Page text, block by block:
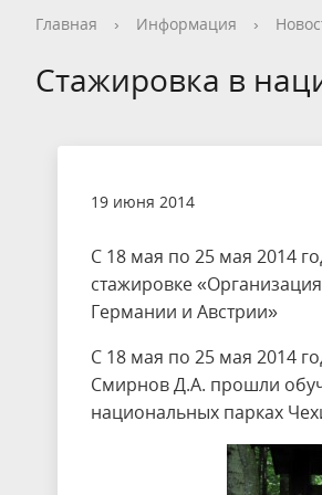
Общая информация
Опрос посетителей перед
Как добраться
Ограничение на вылов рыбы
Общая информация
Новости
Видеогалерея
Контакты, реквизиты
Общая информация
Общая информация
Общая информация
Общая информация
Общая информация
Красная книга
Общая информация
Гостевой дом
Главная › Информация ›
Стажировка в
19 июня 2014
С 18 мая по 25 мая 2014
стажировке
Германии и Австрии»
С 18 мая по 25 мая 2014
Смирнов Д.А. прошли
национальных парках